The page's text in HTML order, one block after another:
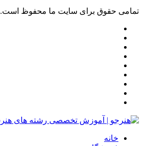
تمامی حقوق برای سایت ما محفوظ است.
خانه